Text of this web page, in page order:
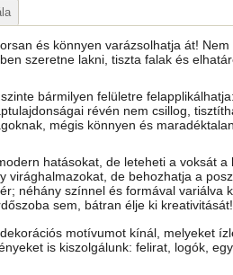
és könnyen varázsolhatja át!
szeretne lakni, tiszta falak és
bármilyen felületre
révén nem csillog,
mégis könnyen és
hatásokat, de leteheti a voksát
virághalmazokat, de behozhatja a
néhány színnel és formával variálva
sem, bátran élje ki kreativitását!
motívumot kínál, melyeket
is kiszolgálunk: felirat, logók,